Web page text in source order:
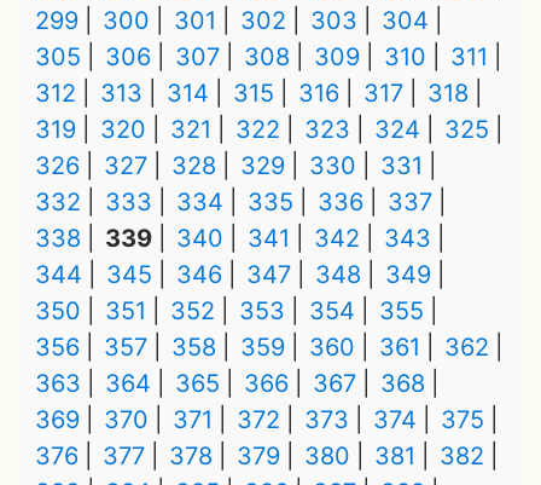
299
300 301 302 303
304
305
306 307 308 309 310
311
312
313 314 315 316 317
318
319
320 321 322 323 324
325
326
327 328 329 330
331
332
333 334 335 336
337
338
339 340 341 342
343
344
345 346 347 348
349
350
351 352 353 354
355
356
357 358 359 360 361
362
363
364 365 366 367
368
369
370 371 372 373 374
375
376
377 378 379 380 381
382